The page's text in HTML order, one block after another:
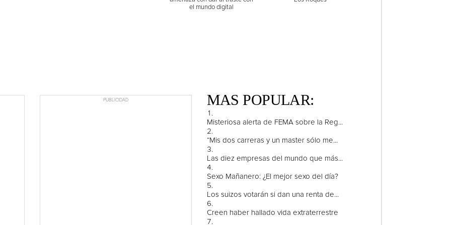
el mundo digital
PUBLICIDAD MAS POPULAR:
Misteriosa alerta de FEMA sobre la Reg...
“Mis dos carreras y un master sólo me...
Las diez empresas del mundo que más...
Sexo Mañanero: ¿El mejor sexo del día?
Los suizos votarán si dan una renta de...
Creen haber hallado vida extraterrestre
en...